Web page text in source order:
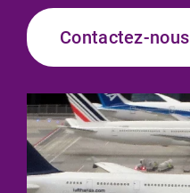
Contactez-nous